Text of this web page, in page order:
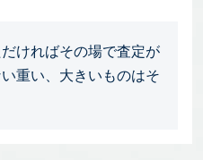
ければその場で査定が
重い、大きいものはそ